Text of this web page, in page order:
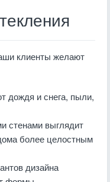
клиенты желают
дождя и снега, пыли,
стенами выглядит
более целостным
дизайна